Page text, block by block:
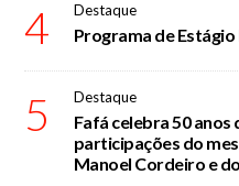
4 Destaque
Programa de Estágio
5 Destaque
Fafá celebra 50 anos
participações do
Manoel Cordeiro e